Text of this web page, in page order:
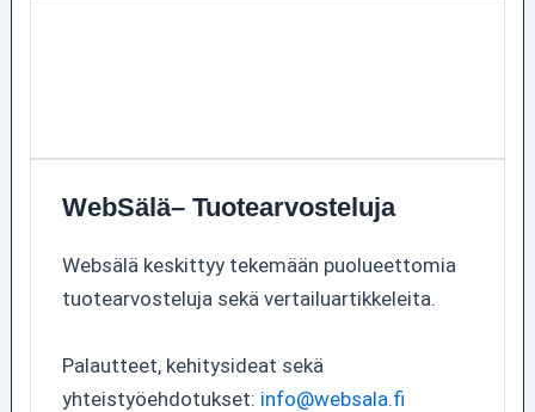
WebSälä– Tuotearvosteluja
Websälä keskittyy tekemään puolueettomia
tuotearvosteluja sekä vertailuartikkeleita.
Palautteet, kehitysideat sekä
yhteistyöehdotukset: info@websala.fi